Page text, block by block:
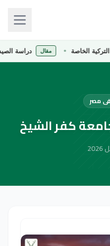
مقال دراسة الصيدلة في
فى مصر
كفر الشيخ